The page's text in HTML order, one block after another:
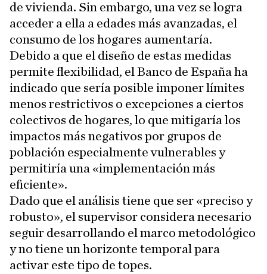
de vivienda. Sin embargo, una vez se logra
acceder a ella a edades más avanzadas, el
consumo de los hogares aumentaría.
Debido a que el diseño de estas medidas
permite flexibilidad, el Banco de España ha
indicado que sería posible imponer límites
menos restrictivos o excepciones a ciertos
colectivos de hogares, lo que mitigaría los
impactos más negativos por grupos de
población especialmente vulnerables y
permitiría una «implementación más
eficiente».
Dado que el análisis tiene que ser «preciso y
robusto», el supervisor considera necesario
seguir desarrollando el marco metodológico
y no tiene un horizonte temporal para
activar este tipo de topes.